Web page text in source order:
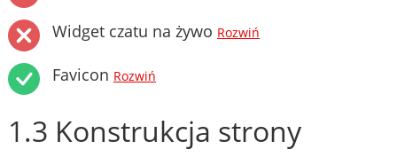
Widget czatu na żywo Rozwiń
Favicon Rozwiń
1.3 Konstrukcja strony